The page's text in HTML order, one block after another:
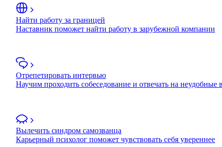
Найти работу за границей
Наставник поможет найти работу в зарубежной компании
Отрепетировать интервью
Научим проходить собеседование и отвечать на неудобные
Вылечить синдром самозванца
Карьерный психолог поможет чувствовать себя увереннее